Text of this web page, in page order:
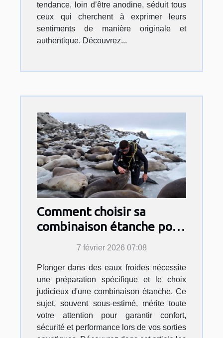
tendance, loin d’être anodine, séduit tous
ceux qui cherchent à exprimer leurs
sentiments de manière originale et
authentique. Découvrez...
Comment choisir sa
combinaison étanche pour
des eaux froides ?
7 février 2026 07:08
Plonger dans des eaux froides nécessite
une préparation spécifique et le choix
judicieux d'une combinaison étanche. Ce
sujet, souvent sous-estimé, mérite toute
votre attention pour garantir confort,
sécurité et performance lors de vos sorties